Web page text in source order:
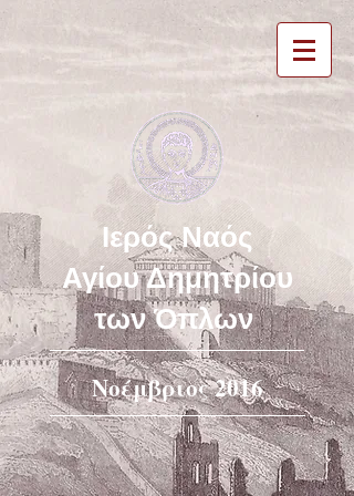
Ιερός Ναός
Αγίου Δημητρίου
των Όπλων
Νοέμβριος 2016